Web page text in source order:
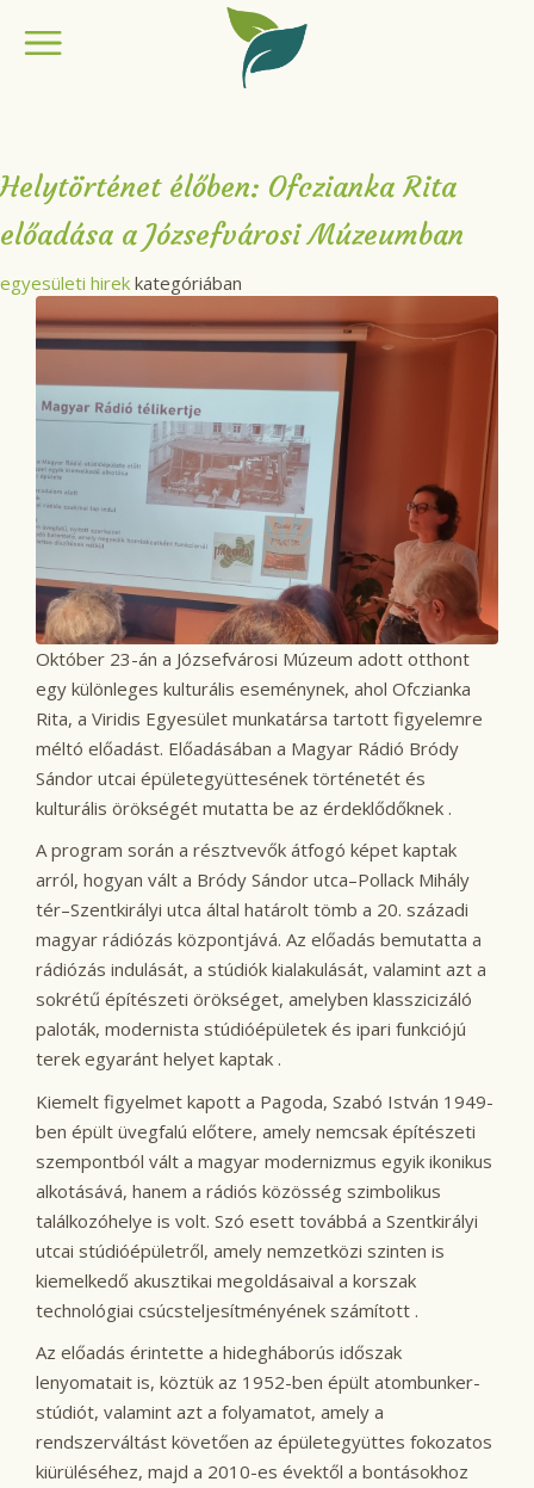
Helytörténet élőben: Ofczianka Rita
előadása a Józsefvárosi Múzeumban
egyesületi hirek kategóriában
Október 23-án a Józsefvárosi Múzeum adott otthont
egy különleges kulturális eseménynek, ahol Ofczianka
Rita, a Viridis Egyesület munkatársa tartott figyelemre
méltó előadást. Előadásában a Magyar Rádió Bródy
Sándor utcai épületegyüttesének történetét és
kulturális örökségét mutatta be az érdeklődőknek .
A program során a résztvevők átfogó képet kaptak
arról, hogyan vált a Bródy Sándor utca–Pollack Mihály
tér–Szentkirályi utca által határolt tömb a 20. századi
magyar rádiózás központjává. Az előadás bemutatta a
rádiózás indulását, a stúdiók kialakulását, valamint azt a
sokrétű építészeti örökséget, amelyben klasszicizáló
paloták, modernista stúdióépületek és ipari funkciójú
terek egyaránt helyet kaptak .
Kiemelt figyelmet kapott a Pagoda, Szabó István 1949-
ben épült üvegfalú előtere, amely nemcsak építészeti
szempontból vált a magyar modernizmus egyik ikonikus
alkotásává, hanem a rádiós közösség szimbolikus
találkozóhelye is volt. Szó esett továbbá a Szentkirályi
utcai stúdióépületről, amely nemzetközi szinten is
kiemelkedő akusztikai megoldásaival a korszak
technológiai csúcsteljesítményének számított .
Az előadás érintette a hidegháborús időszak
lenyomatait is, köztük az 1952-ben épült atombunker-
stúdiót, valamint azt a folyamatot, amely a
rendszerváltást követően az épületegyüttes fokozatos
kiürüléséhez, majd a 2010-es évektől a bontásokhoz